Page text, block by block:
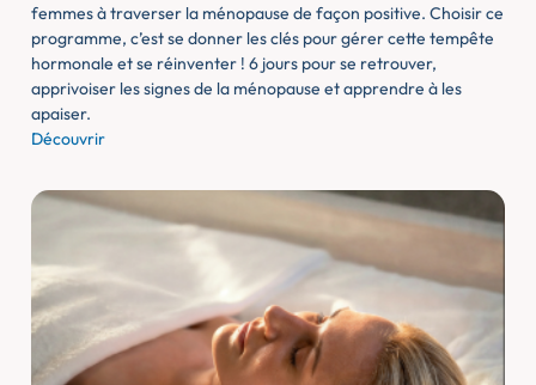
femmes à traverser la ménopause de façon positive. Choisir ce
programme, c’est se donner les clés pour gérer cette tempête
hormonale et se réinventer ! 6 jours pour se retrouver,
apprivoiser les signes de la ménopause et apprendre à les
apaiser.
Découvrir